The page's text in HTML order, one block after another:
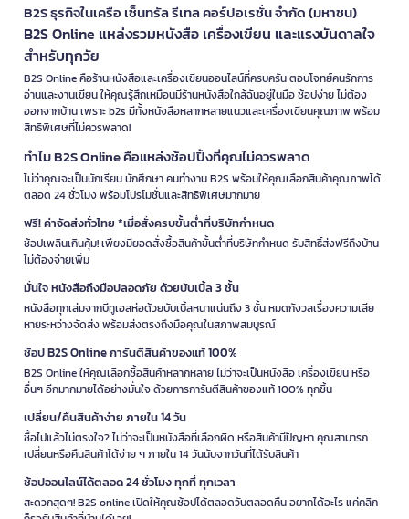
B2S ธุรกิจในเครือ เซ็นทรัล รีเทล คอร์ปอเรชั่น จำกัด (มหาชน)
B2S Online แหล่งรวมหนังสือ เครื่องเขียน และแรงบันดาลใจ
สำหรับทุกวัย
B2S Online คือร้านหนังสือและเครื่องเขียนออนไลน์ที่ครบครัน ตอบโจทย์คนรักการ
อ่านและงานเขียน ให้คุณรู้สึกเหมือนมีร้านหนังสือใกล้ฉันอยู่ในมือ ช้อปง่าย ไม่ต้อง
ออกจากบ้าน เพราะ b2s มีทั้งหนังสือหลากหลายแนวและเครื่องเขียนคุณภาพ พร้อม
สิทธิพิเศษที่ไม่ควรพลาด!
ทำไม B2S Online คือแหล่งช้อปปิ้งที่คุณไม่ควรพลาด
ไม่ว่าคุณจะเป็นนักเรียน นักศึกษา คนทำงาน B2S พร้อมให้คุณเลือกสินค้าคุณภาพได้
ตลอด 24 ชั่วโมง พร้อมโปรโมชั่นและสิทธิพิเศษมากมาย
ฟรี! ค่าจัดส่งทั่วไทย *เมื่อสั่งครบขั้นต่ำที่บริษัทกำหนด
ช้อปเพลินเกินคุ้ม! เพียงมียอดสั่งซื้อสินค้าขั้นต่ำที่บริษัทกำหนด รับสิทธิ์ส่งฟรีถึงบ้าน
ไม่ต้องจ่ายเพิ่ม
มั่นใจ หนังสือถึงมือปลอดภัย ด้วยบับเบิ้ล 3 ชั้น
หนังสือทุกเล่มจากบีทูเอสห่อด้วยบับเบิ้ลหนาแน่นถึง 3 ชั้น หมดกังวลเรื่องความเสีย
หายระหว่างจัดส่ง พร้อมส่งตรงถึงมือคุณในสภาพสมบูรณ์
ช้อป B2S Online การันตีสินค้าของแท้ 100%
B2S Online ให้คุณเลือกซื้อสินค้าหลากหลาย ไม่ว่าจะเป็นหนังสือ เครื่องเขียน หรือ
อื่นๆ อีกมากมายได้อย่างมั่นใจ ด้วยการการันตีสินค้าของแท้ 100% ทุกชิ้น
เปลี่ยน/คืนสินค้าง่าย ภายใน 14 วัน
ซื้อไปแล้วไม่ตรงใจ? ไม่ว่าจะเป็นหนังสือที่เลือกผิด หรือสินค้ามีปัญหา คุณสามารถ
เปลี่ยนหรือคืนสินค้าได้ง่าย ๆ ภายใน 14 วันนับจากวันที่ได้รับสินค้า
ช้อปออนไลน์ได้ตลอด 24 ชั่วโมง ทุกที่ ทุกเวลา
สะดวกสุดๆ! B2S online เปิดให้คุณช้อปได้ตลอดวันตลอดคืน อยากได้อะไร แค่คลิก